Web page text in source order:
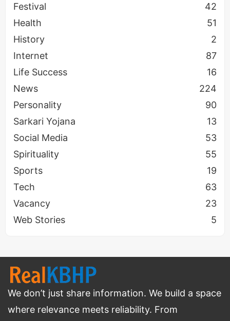
क्या Antutu Benchmark Software या
App Safe है
जाने वाल प्रश्न है की क्या
तो इसका जवाब हैं हां यह अभी 2022 मेंSafe है।
Festival
42
Health
51
History
2
Internet
87
Life Success
16
News
224
Personality
90
Sarkari Yojana
13
Social Media
53
Spirituality
55
Sports
19
Tech
63
Vacancy
23
Web Stories
5
We don’t just share information. We build a space
where relevance meets reliability. From